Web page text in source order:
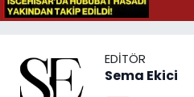
EDITÖR
Sema Ekici